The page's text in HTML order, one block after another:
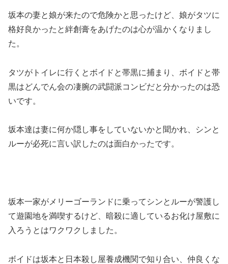
坂本の妻と娘が来たので危険かと思ったけど、娘がタツに
格好良かったと絆創膏をあげたのは心が温かくなりまし
た。
タツがトイレに行くとボイドと帯黒に捕まり、ボイドと帯
黒はどんでん会の凄腕の武闘派コンビだと分かったのは恐
いです。
坂本達は妻に何か隠し事をしていないかと聞かれ、シンと
ルーが必死に言い訳したのは面白かったです。
坂本一家がメリーゴーランドに乗ってシンとルーが警護し
て遊園地を満喫するけど、暗殺に適しているお化け屋敷に
入ろうとはワクワクしました。
ボイドは坂本と日本殺し屋養成機関で知り合い、仲良くな